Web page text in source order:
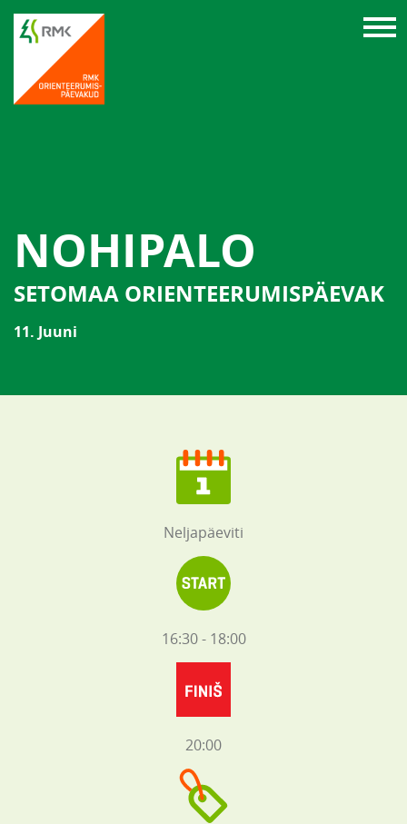
NOHIPALO
SETOMAA ORIENTEERUMISPÄEVAK
11. Juuni
Neljapäeviti
16:30 - 18:00
20:00